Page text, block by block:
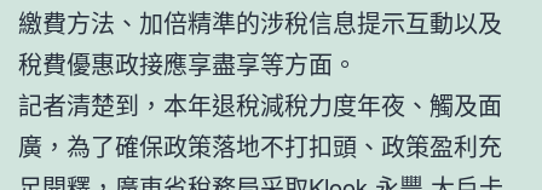
繳費方法、加倍精準的涉稅信息提示互動以及
稅費優惠政接應享盡享等方面。
記者清楚到，本年退稅減稅力度年夜、觸及面
廣，為了確保政策落地不打扣頭、政策盈利充